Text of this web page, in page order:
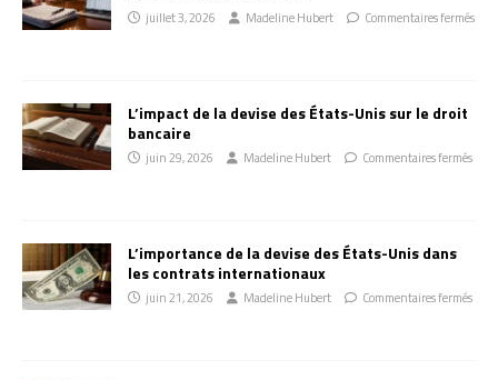
juillet 3, 2026 Madeline Hubert Commentaires fermés
L’impact de la devise des États-Unis sur le droit
bancaire
juin 29, 2026 Madeline Hubert Commentaires fermés
L’importance de la devise des États-Unis dans
les contrats internationaux
juin 21, 2026 Madeline Hubert Commentaires fermés